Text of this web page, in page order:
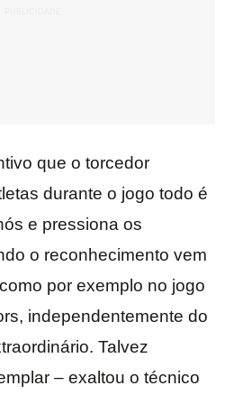
que o torcedor
durante o jogo todo é
e pressiona os
o reconhecimento vem
por exemplo no jogo
independentemente do
Talvez
– exaltou o técnico